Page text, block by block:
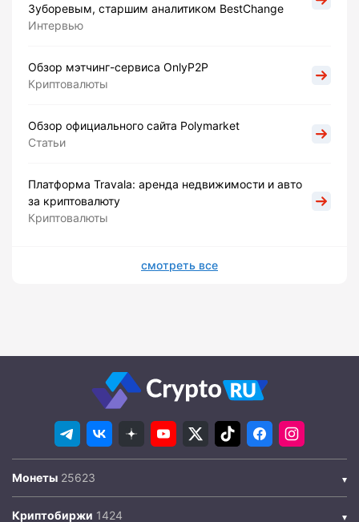
Зуборевым, старшим аналитиком BestChange
Интервью
Обзор мэтчинг-сервиса OnlyP2P
Криптовалюты
Обзор официального сайта Polymarket
Статьи
Платформа Travala: аренда недвижимости и авто
за криптовалюту
Криптовалюты
смотреть все
Монеты
Криптобиржи